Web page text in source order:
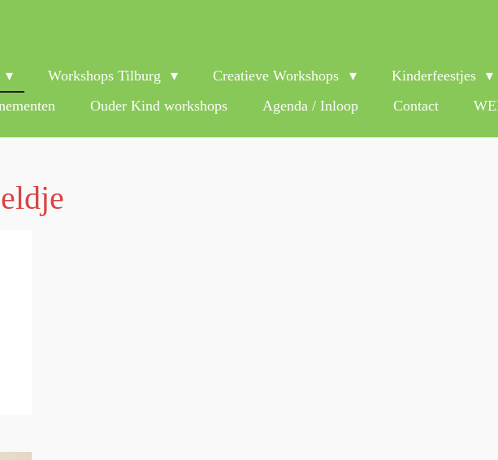
Workshops Tilburg Creatieve Workshops
Kinderfeestjes
Ouder Kind workshops Agenda / Inloop Contact